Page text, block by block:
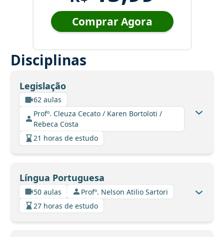
Comprar Agora
Disciplinas
Legislação
62 aulas
Profº. Cleuza Cecato / Karen Bortoloti /
Rebeca Costa
21 horas de estudo
Língua Portuguesa
50 aulas
Profº. Nelson Atilio Sartori
27 horas de estudo